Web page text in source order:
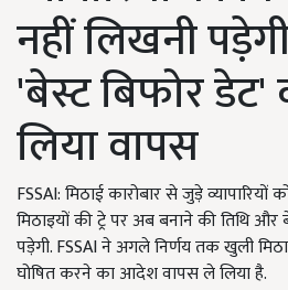
नहीं लिखनी
'बेस्ट बिफोर
लिया वापस
FSSAI: मिठाई कारोबार से जुड़े
मिठाइयों की ट्रे पर अब बनाने की तिथि
पड़ेगी. FSSAI ने अगले निर्णय तक खुली
घोषित करने का आदेश वापस ले लिया है.